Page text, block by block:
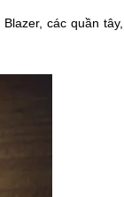
các quần tây,